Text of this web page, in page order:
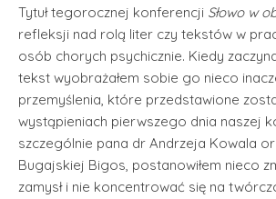
Tytuł tegorocznej konferencji Słowo w
refleksji nad rolą liter czy tekstów w
osób chorych psychicznie. Kiedy
tekst wyobrażałem sobie go nieco
przemyślenia, które przedstawione
wystąpieniach pierwszego dnia naszej
szczególnie pana dr Andrzeja Kowala
Bugajskiej Bigos, postanowiłem nieco
zamysł i nie koncentrować się na